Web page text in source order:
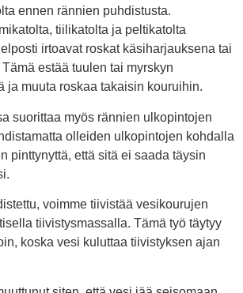
ennen rännien puhdistusta.
tiilikatolta ja peltikatolta
irtoavat roskat käsiharjauksena tai
estää tuulen tai myrskyn
ja muuta roskaa takaisin kouruihin.
suorittaa myös rännien ulkopintojen
olleiden ulkopintojen kohdalla
pinttynyttä, että sitä ei saada täysin
voimme tiivistää vesikourujen
tiivistysmassalla. Tämä työ täytyy
koska vesi kuluttaa tiivistyksen ajan